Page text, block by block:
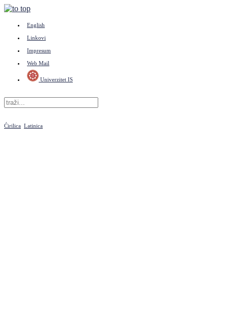
English
Linkovi
Impresum
Web Mail
Univerzitet IS
Ćirilica Latinica